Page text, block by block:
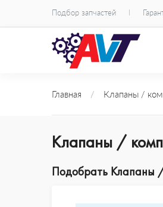
Подбор запчастей
Главная / Клапаны /
Клапаны /
Подобрать Клапаны /